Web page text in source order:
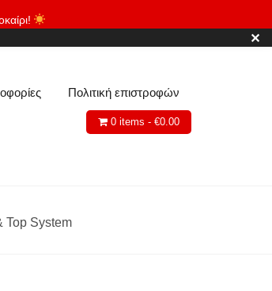
✕
Πολιτική επιστροφών
0 items - €0.00
Top System